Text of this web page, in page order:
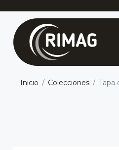
Inicio Colecciones Tapa